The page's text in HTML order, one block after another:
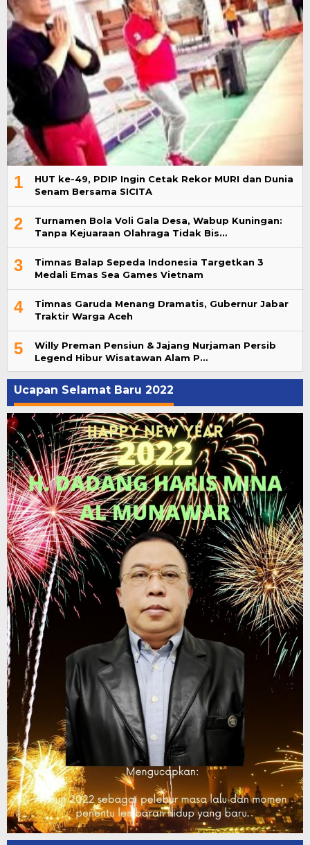
1
HUT ke-49, PDIP Ingin Cetak Rekor MURI dan Dunia
Senam Bersama SICITA
2
Turnamen Bola Voli Gala Desa, Wabup Kuningan:
Tanpa Kejuaraan Olahraga Tidak Bis…
3
Timnas Balap Sepeda Indonesia Targetkan 3
Medali Emas Sea Games Vietnam
4
Timnas Garuda Menang Dramatis, Gubernur Jabar
Traktir Warga Aceh
5
Willy Preman Pensiun & Jajang Nurjaman Persib
Legend Hibur Wisatawan Alam P…
Ucapan Selamat Baru 2022